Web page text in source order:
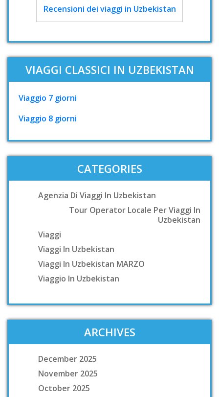
Recensioni dei viaggi in Uzbekistan
VIAGGI CLASSICI IN UZBEKISTAN
Viaggio 7 giorni
Viaggio 8 giorni
CATEGORIES
Agenzia Di Viaggi In Uzbekistan
Tour Operator Locale Per Viaggi In
Uzbekistan
Viaggi
Viaggi In Uzbekistan
Viaggi In Uzbekistan MARZO
Viaggio In Uzbekistan
ARCHIVES
December 2025
November 2025
October 2025